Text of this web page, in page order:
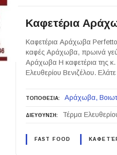
Καφετέρια
Καφετέρια Αράχωβα
καφές Αράχωβα, πρωινά
Αράχωβα Η καφετέρια της
Ελευθερίου Βενιζέλου.
ΤΟΠΟΘΕΣΙΑ Αράχωβα
ΔΙΕΥΘΥΝΣΗ Τέρμα
FAST FOOD